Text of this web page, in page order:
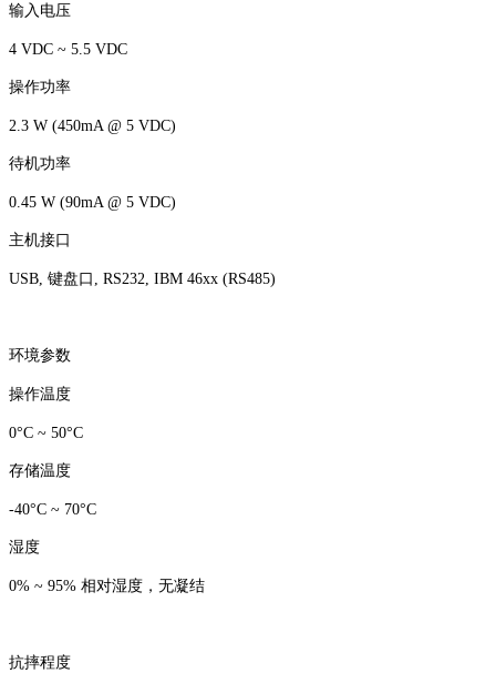
输入电压
4 VDC ~ 5.5 VDC
操作功率
2.3 W (450mA @ 5 VDC)
待机功率
0.45 W (90mA @ 5 VDC)
主机接口
USB, 键盘口, RS232, IBM 46xx (RS485)
环境参数
操作温度
0°C ~ 50°C
存储温度
-40°C ~ 70°C
湿度
0% ~ 95% 相对湿度，无凝结
抗摔程度